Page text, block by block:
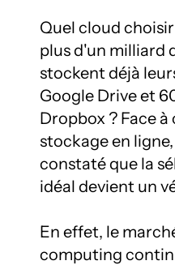
Quel cloud
plus d'un milliard
stockent déjà
Google Drive et
Dropbox ? Face
stockage en
constaté que la
idéal devient un
En effet, le
computing